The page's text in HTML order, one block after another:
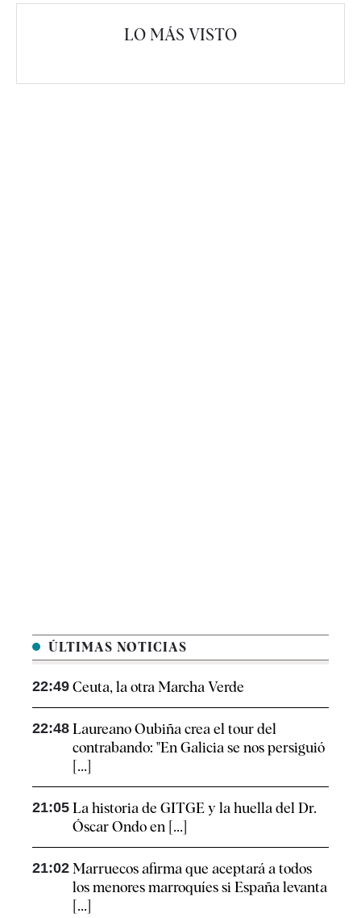
LO MÁS VISTO
ÚLTIMAS NOTICIAS
22:49 Ceuta, la otra Marcha Verde
22:48 Laureano Oubiña crea el tour del
contrabando: "En Galicia se nos persiguió
[...]
21:05 La historia de GITGE y la huella del Dr.
Óscar Ondo en [...]
21:02 Marruecos afirma que aceptará a todos
los menores marroquíes si España levanta
[...]